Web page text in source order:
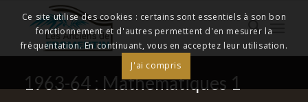
1963-64 : Mathématiques 1
Ce site utilise des cookies : certains sont essentiels à son bon
fonctionnement et d'autres permettent d'en mesurer la
fréquentation. En continuant, vous en acceptez leur utilisation.
J'ai compris